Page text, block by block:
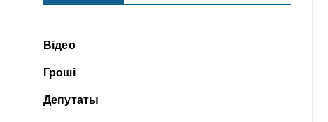
Відео
Гроші
Депутаты